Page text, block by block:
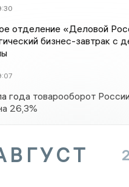
отделение «Деловой
бизнес-завтрак с
года товарооборот
26,3%